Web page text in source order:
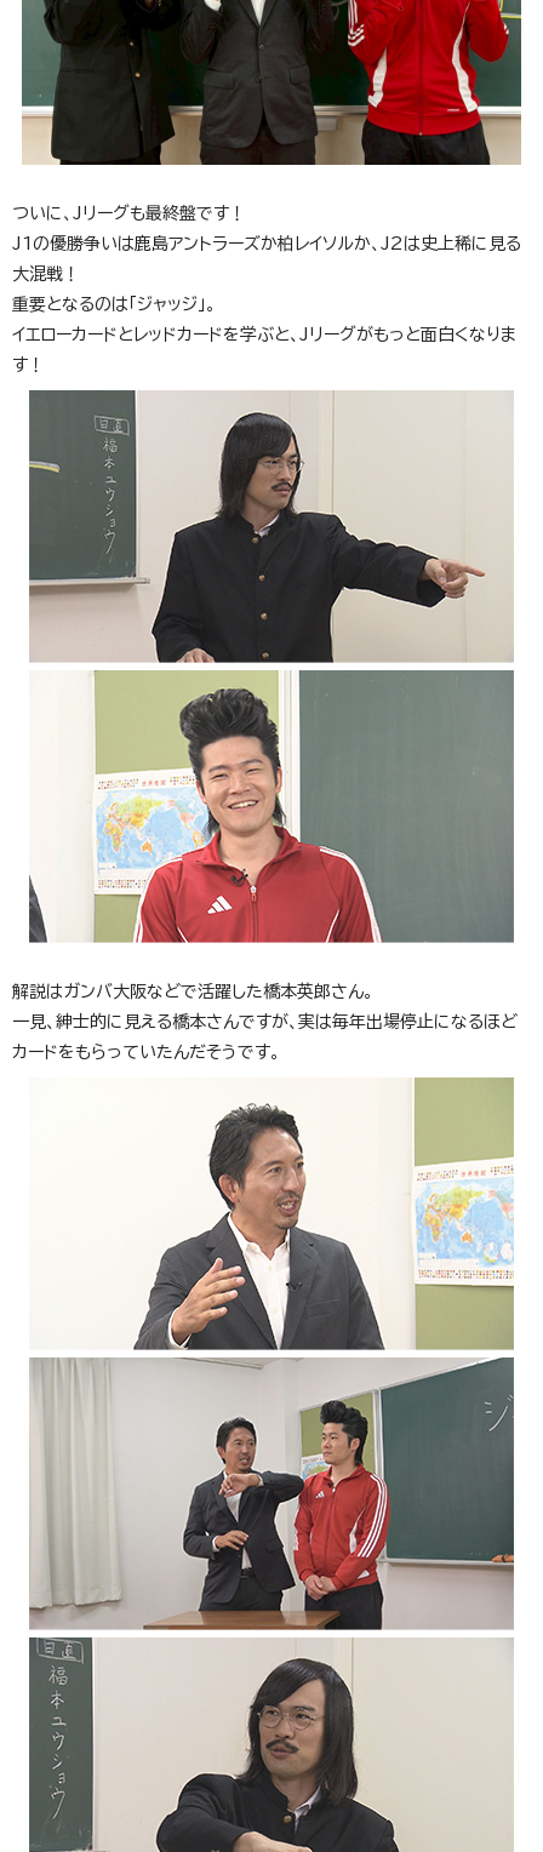
ついに、Jリーグも最終盤です！
J1の優勝争いは鹿島アントラーズか柏レイソルか、J2は史上稀に見る
大混戦！
重要となるのは「ジャッジ」。
イエローカードとレッドカードを学ぶと、Jリーグがもっと面白くなりま
す！
解説はガンバ大阪などで活躍した橋本英郎さん。
一見、紳士的に見える橋本さんですが、実は毎年出場停止になるほど
カードをもらっていたんだそうです。